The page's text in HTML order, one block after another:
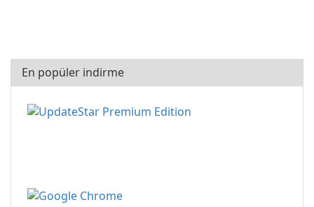
En popüler indirme